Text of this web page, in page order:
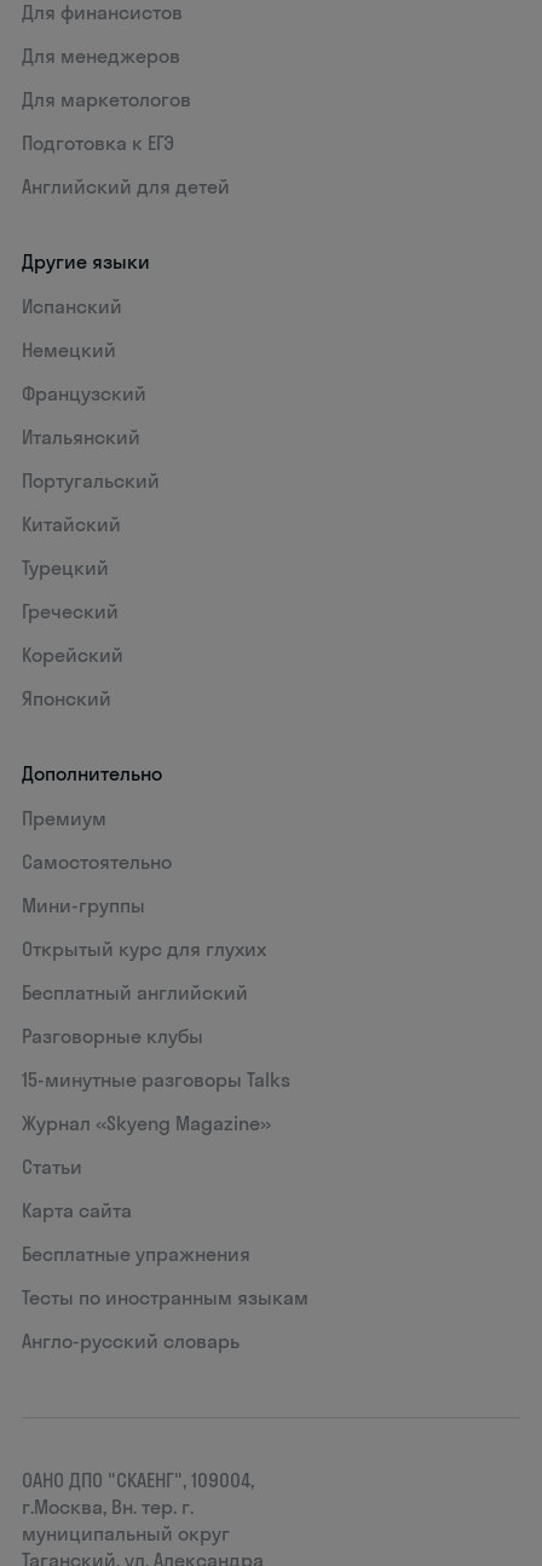
Для финансистов
Для менеджеров
Для маркетологов
Подготовка к ЕГЭ
Английский для детей
Другие языки
Испанский
Немецкий
Французский
Итальянский
Португальский
Китайский
Турецкий
Греческий
Корейский
Японский
Дополнительно
Премиум
Самостоятельно
Мини-группы
Открытый курс для глухих
Бесплатный английский
Разговорные клубы
15‑минутные разговоры Talks
Журнал «Skyeng Magazine»
Статьи
Карта сайта
Бесплатные упражнения
Тесты по иностранным языкам
Англо-русский словарь
ОАНО ДПО "СКАЕНГ", 109004,
г.Москва, Вн. тер. г.
муниципальный округ
Таганский, ул. Александра